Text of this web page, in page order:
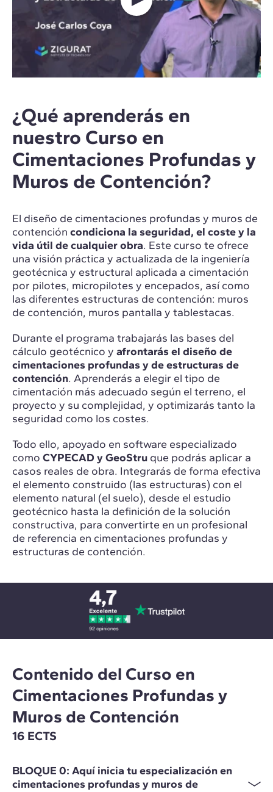
¿Qué aprenderás en
nuestro Curso en
Cimentaciones Profundas y
Muros de Contención?
El diseño de cimentaciones profundas y muros de
contención condiciona la seguridad, el coste y la
vida útil de cualquier obra. Este curso te ofrece
una visión práctica y actualizada de la ingeniería
geotécnica y estructural aplicada a cimentación
por pilotes, micropilotes y encepados, así como
las diferentes estructuras de contención: muros
de contención, muros pantalla y tablestacas.
Durante el programa trabajarás las bases del
cálculo geotécnico y afrontarás el diseño de
cimentaciones profundas y de estructuras de
contención. Aprenderás a elegir el tipo de
cimentación más adecuado según el terreno, el
proyecto y su complejidad, y optimizarás tanto la
seguridad como los costes.
Todo ello, apoyado en software especializado
como CYPECAD y GeoStru que podrás aplicar a
casos reales de obra. Integrarás de forma efectiva
el elemento construido (las estructuras) con el
elemento natural (el suelo), desde el estudio
geotécnico hasta la definición de la solución
constructiva, para convertirte en un profesional
de referencia en cimentaciones profundas y
estructuras de contención.
Contenido del Curso en
Cimentaciones Profundas y
Muros de Contención
16 ECTS
BLOQUE 0: Aquí inicia tu especialización en
cimentaciones profundas y muros de